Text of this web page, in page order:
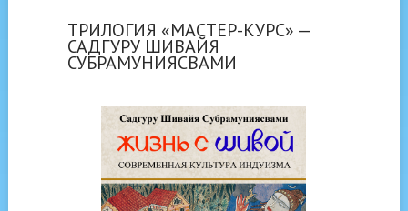
ТРИЛОГИЯ «МАСТЕР-КУРС» —
САДГУРУ ШИВАЙЯ
СУБРАМУНИЯСВАМИ